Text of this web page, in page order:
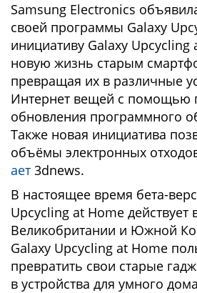
Samsung Electronics
своей программы Galaxy
инициативу Galaxy Upcycling
новую жизнь старым
превращая их в различные
Интернет вещей с помощью
обновления программного
Также новая инициатива
объёмы электронных
ает 3dnews.
В настоящее время бета-
Upcycling at Home
Великобритании и Южной
Galaxy Upcycling at Home
превратить свои старые
в устройства для умного